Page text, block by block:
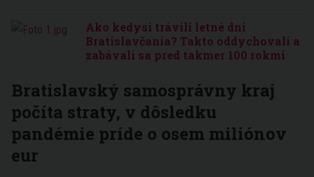
Ako kedysi trávili letné dni
Bratislavčania? Takto oddychovali a
zabávali sa pred takmer 100 rokmi
Bratislavský samosprávny kraj
počíta straty, v dôsledku
pandémie príde o osem miliónov
eur